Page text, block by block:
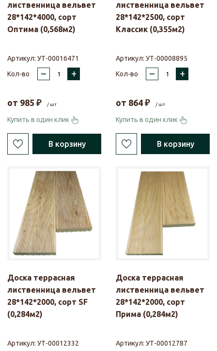
лиственница вельвет
28*142*4000, сорт
Оптима (0,568м2)
Артикул: УТ-00016471
Кол-во
– +
от 985 ₽ / шт
Купить в один клик
В корзину
лиственница вельвет
28*142*2500, сорт
Классик (0,355м2)
Артикул: УТ-00008895
Кол-во
– +
от 864 ₽ / шт
Купить в один клик
В корзину
Доска террасная
лиственница вельвет
28*142*2000, сорт SF
(0,284м2)
Артикул: УТ-00012332
Доска террасная
лиственница вельвет
28*142*2000, сорт
Прима (0,284м2)
Артикул: УТ-00012787